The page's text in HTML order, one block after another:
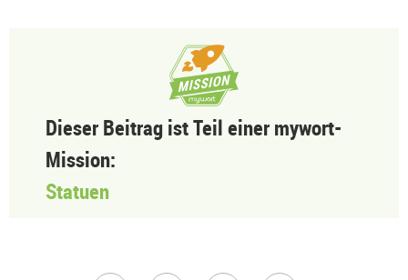
Dieser Beitrag ist Teil einer mywort-
Mission:
Statuen